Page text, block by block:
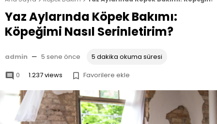
Yaz Aylarında Köpek Bakımı:
Köpeğimi Nasıl Serinletirim?
admin — 5 sene önce 5 dakika okuma süresi
 0 1.237 views  Favorilere ekle